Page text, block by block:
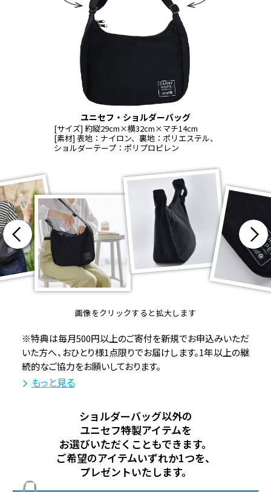
ユニセフ・ショルダーバッグ
[サイズ] 約縦29cm×横32cm×マチ14cm
[素材] 表地：ナイロン、裏地：ポリエステル、
ショルダーテープ：ポリプロピレン
画像をクリックすると拡大します
※特典は毎月500円以上のご寄付を新規でお申込みいただ
いた方へ、おひとり様1点限りでお届けします。1年以上の継
続的なご協力をお願いしております。
もっと見る
ショルダーバッグ以外の
ユニセフ特製アイテムを
お選びいただくこともできます。
ご希望のアイテムいずれか1つを、
プレゼントいたします。